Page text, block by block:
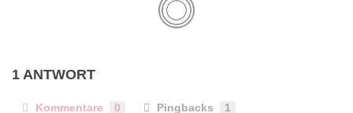
1 ANTWORT
Kommentare 0 Pingbacks 1